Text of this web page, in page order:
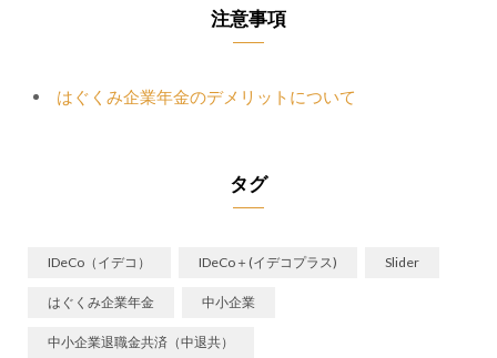
注意事項
はぐくみ企業年金のデメリットについて
タグ
IDeCo（イデコ） IDeCo＋(イデコプラス) Slider
はぐくみ企業年金 中小企業
中小企業退職金共済（中退共）